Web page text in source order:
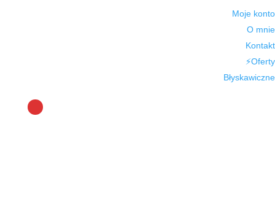
Moje konto
O mnie
Kontakt
⚡Oferty
Błyskawiczne